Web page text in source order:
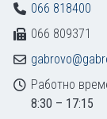
066 818400
066 809371
Работно
8:30 – 17:15